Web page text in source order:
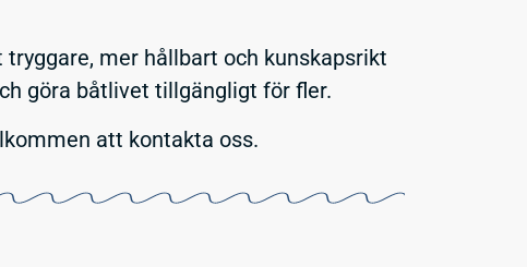
mer hållbart och kunskapsrikt
göra båtlivet tillgängligt för fler.
att kontakta oss.